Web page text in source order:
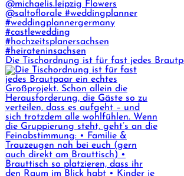
Die Tischordnung ist für fast jedes